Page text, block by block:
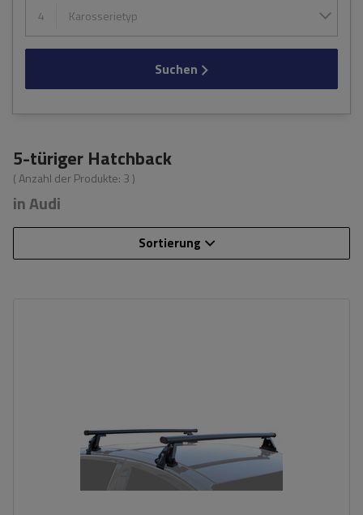
4 Karosserietyp
Suchen
5-türiger Hatchback
( Anzahl der Produkte: 3 )
in Audi
Sortierung